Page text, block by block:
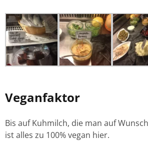
Veganfaktor
Bis auf Kuhmilch, die man auf
ist alles zu 100% vegan hier.